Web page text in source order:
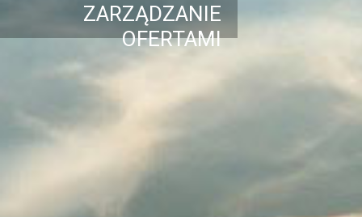
ZARZĄDZANIE
OFERTAMI